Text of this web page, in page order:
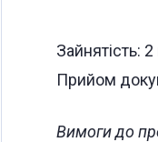
Зайнятість:
Прийом
Вимоги до